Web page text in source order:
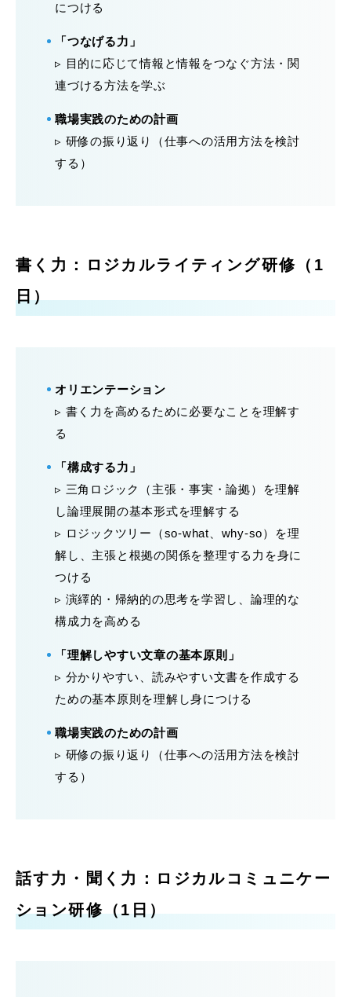
につける
「つなげる力」
▹ 目的に応じて情報と情報をつなぐ方法・関
連づける方法を学ぶ
職場実践のための計画
▹ 研修の振り返り（仕事への活用方法を検討
する）
書く力：ロジカルライティング研修（1
日）
オリエンテーション
▹ 書く力を高めるために必要なことを理解す
る
「構成する力」
▹ 三角ロジック（主張・事実・論拠）を理解
し論理展開の基本形式を理解する
▹ ロジックツリー（so-what、why-so）を理
解し、主張と根拠の関係を整理する力を身に
つける
▹ 演繹的・帰納的の思考を学習し、論理的な
構成力を高める
「理解しやすい文章の基本原則」
▹ 分かりやすい、読みやすい文書を作成する
ための基本原則を理解し身につける
職場実践のための計画
▹ 研修の振り返り（仕事への活用方法を検討
する）
話す力・聞く力：ロジカルコミュニケー
ション研修（1日）